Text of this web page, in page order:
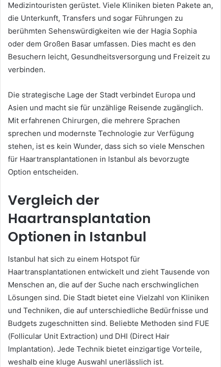
Medizintouristen gerüstet. Viele Kliniken bieten Pakete an,
die Unterkunft, Transfers und sogar Führungen zu
berühmten Sehenswürdigkeiten wie der Hagia Sophia
oder dem Großen Basar umfassen. Dies macht es den
Besuchern leicht, Gesundheitsversorgung und Freizeit zu
verbinden.
Die strategische Lage der Stadt verbindet Europa und
Asien und macht sie für unzählige Reisende zugänglich.
Mit erfahrenen Chirurgen, die mehrere Sprachen
sprechen und modernste Technologie zur Verfügung
stehen, ist es kein Wunder, dass sich so viele Menschen
für Haartransplantationen in Istanbul als bevorzugte
Option entscheiden.
Vergleich der
Haartransplantation
Optionen in Istanbul
Istanbul hat sich zu einem Hotspot für
Haartransplantationen entwickelt und zieht Tausende von
Menschen an, die auf der Suche nach erschwinglichen
Lösungen sind. Die Stadt bietet eine Vielzahl von Kliniken
und Techniken, die auf unterschiedliche Bedürfnisse und
Budgets zugeschnitten sind. Beliebte Methoden sind FUE
(Follicular Unit Extraction) und DHI (Direct Hair
Implantation). Jede Technik bietet einzigartige Vorteile,
weshalb eine kluge Auswahl unerlässlich ist.